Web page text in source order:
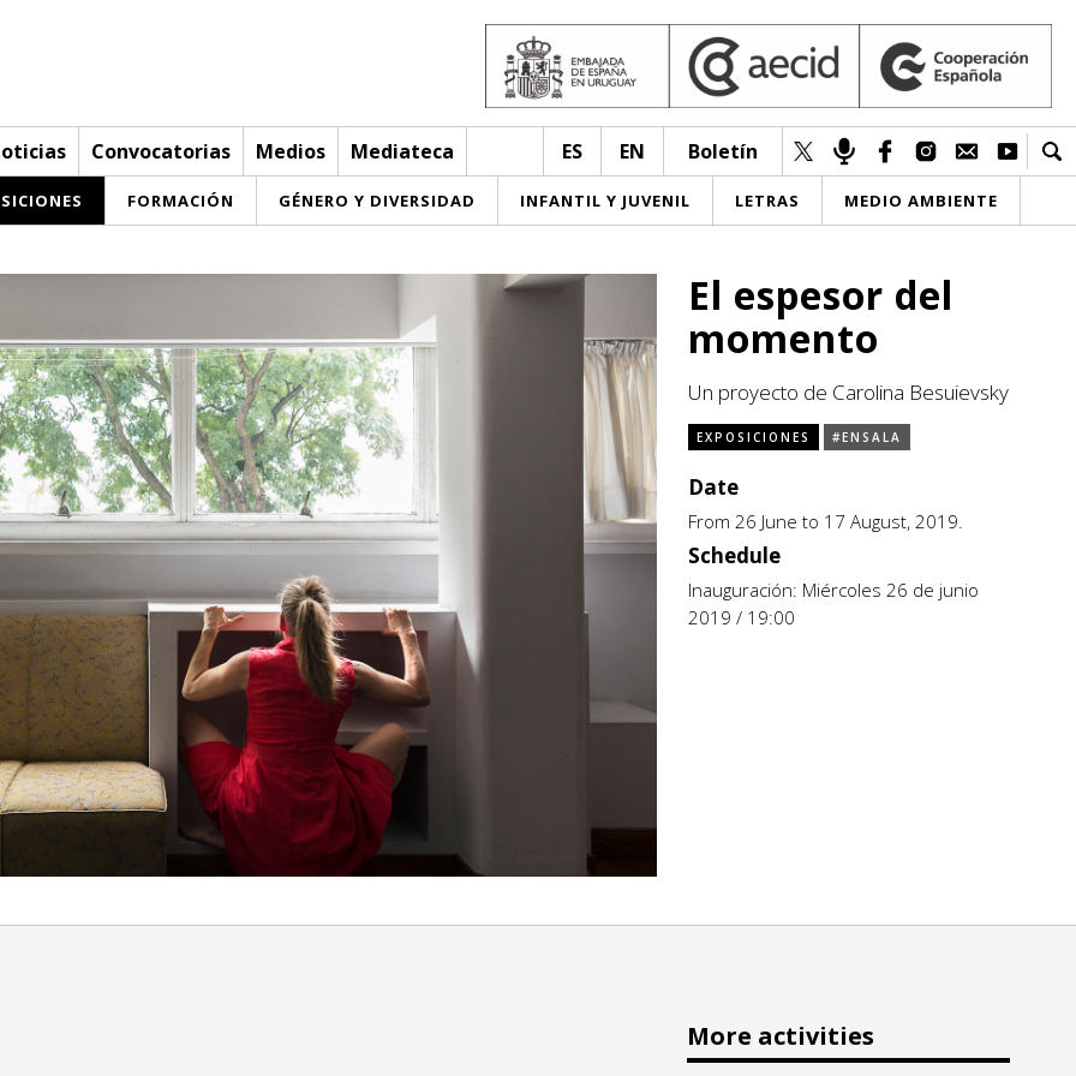
Convocatorias Medios Mediateca ES EN Boletín
FORMACIÓN GÉNERO Y DIVERSIDAD INFANTIL Y JUVENIL LETRAS MEDIO AMBIENTE
El espesor del
momento
Un proyecto de Carolina Besuievsky
EXPOSICIONES #ENSALA
Date
From 26 June to 17 August, 2019.
Schedule
Inauguración: Miércoles 26 de junio
2019 / 19:00
More activities